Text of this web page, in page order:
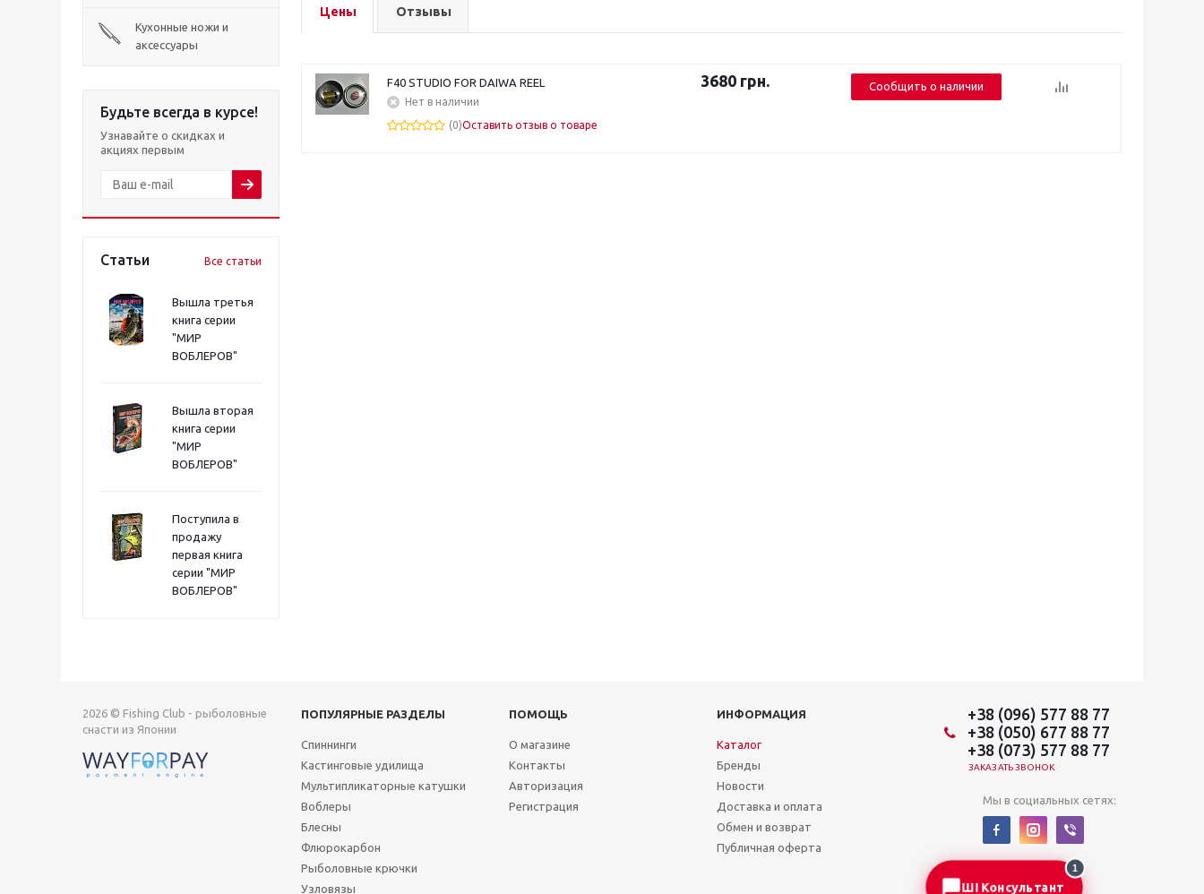
Кухонные ножи и
аксессуары
Будьте всегда в курсе!
Узнавайте о скидках и
акциях первым
Статьи Все статьи
Вышла третья
книга серии
"МИР
ВОБЛЕРОВ"
Вышла вторая
книга серии
"МИР
ВОБЛЕРОВ"
Поступила в
продажу
первая книга
серии "МИР
ВОБЛЕРОВ"
Цены Отзывы
F40 STUDIO FOR DAIWA REEL
Нет в наличии
(0)Оставить отзыв о товаре
3680 грн. Сообщить о наличии
2026 © Fishing Club - рыболовные
снасти из Японии
ПОПУЛЯРНЫЕ РАЗДЕЛЫ ПОМОЩЬ ИНФОРМАЦИЯ
Спиннинги
Кастинговые удилища
Мультипликаторные катушки
Воблеры
Блесны
Флюрокарбон
Рыболовные крючки
Узловязы
О магазине
Контакты
Авторизация
Регистрация
Каталог
Бренды
Новости
Доставка и оплата
Обмен и возврат
Публичная оферта
+38 (096) 577 88 77
+38 (050) 677 88 77
+38 (073) 577 88 77
ЗАКАЗАТЬ ЗВОНОК
Мы в социальных сетях:
ШІ Консультант
1